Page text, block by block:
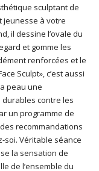
sculptant de
jeunesse à votre
il dessine l’ovale du
et gomme les
renforcées et le
Sculpt», c’est aussi
peau une
contre les
un programme de
recommandations
soi. Véritable séance
la sensation de
de l’ensemble du